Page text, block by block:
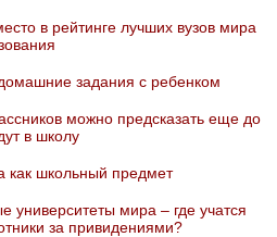
в рейтинге лучших вузов мира
задания с ребенком
можно предсказать еще до
в школу
как школьный предмет
мира – где учатся
за привидениями?